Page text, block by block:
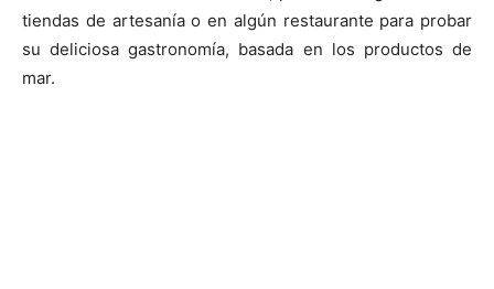
tiendas de artesanía o en algún restaurante para probar
su deliciosa gastronomía, basada en los productos de
mar.